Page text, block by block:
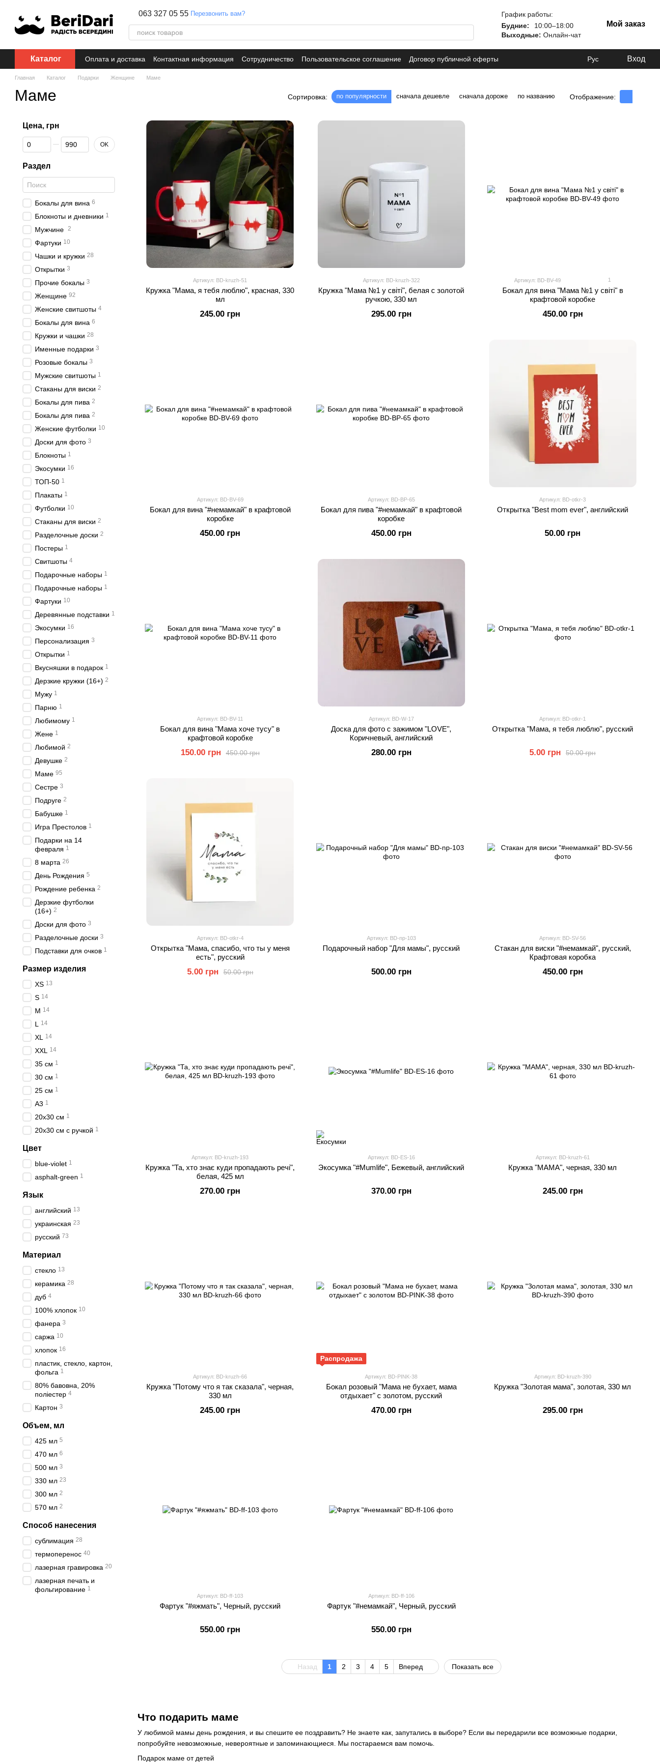
063 327 05 55 Перезвонить вам?
График работы:
Будние:
10:00–18:00
Выходные: Онлайн-чат
Мой заказ
Каталог Оплата и доставка Контактная информация Сотрудничество Пользовательское соглашение Договор публичной оферты Рус Вход
Главная Каталог Подарки Женщине Маме
Маме Сортировка: по популярности сначала дешевле сначала дороже по названию Отображение:
Что подарить маме
У любимой мамы день рождения, и вы спешите ее поздравить? Не знаете как, запутались в выборе? Если вы передарили все возможные подарки,
попробуйте невозможные, невероятные и запоминающиеся. Мы постараемся вам помочь.
Подарок маме от детей
Артикул: BD-kruzh-51
Кружка "Мама, я тебя люблю", красная, 330
мл
245.00 грн
Артикул: BD-kruzh-322
Кружка "Мама №1 у світі", белая с золотой
ручкою, 330 мл
295.00 грн
Артикул: BD-BV-49 1
Бокал для вина "Мама №1 у світі" в
крафтовой коробке
450.00 грн
Артикул: BD-BV-69
Бокал для вина "#немамкай" в крафтовой
коробке
450.00 грн
Артикул: BD-BP-65
Бокал для пива "#немамкай" в крафтовой
коробке
450.00 грн
Артикул: BD-otkr-3
Открытка "Best mom ever", английский
50.00 грн
Артикул: BD-BV-11
Бокал для вина "Мама хоче тусу" в
крафтовой коробке
450.00 грн
150.00 грн
Артикул: BD-W-17
Доска для фото с зажимом "LOVE",
Коричневый, английский
280.00 грн
Артикул: BD-otkr-1
Открытка "Мама, я тебя люблю", русский
50.00 грн
5.00 грн
Артикул: BD-otkr-4
Открытка "Мама, спасибо, что ты у меня
есть", русский
50.00 грн
5.00 грн
Артикул: BD-np-103
Подарочный набор "Для мамы", русский
500.00 грн
Артикул: BD-SV-56
Стакан для виски "#немамкай", русский,
Крафтовая коробка
450.00 грн
Артикул: BD-kruzh-193
Кружка "Та, хто знає куди пропадають речі",
белая, 425 мл
270.00 грн
Артикул: BD-ES-16
Экосумка "#Mumlife", Бежевый, английский
370.00 грн
Артикул: BD-kruzh-61
Кружка "МАМА", черная, 330 мл
245.00 грн
Артикул: BD-kruzh-66
Кружка "Потому что я так сказала", черная,
330 мл
245.00 грн
Распродажа
Артикул: BD-PINK-38
Бокал розовый "Мама не бухает, мама
отдыхает" с золотом, русский
470.00 грн
Артикул: BD-kruzh-390
Кружка "Золотая мама", золотая, 330 мл
295.00 грн
Артикул: BD-ff-103
Фартук "#яжмать", Черный, русский
550.00 грн
Артикул: BD-ff-106
Фартук "#немамкай", Черный, русский
550.00 грн
Назад 1 2 3 4 5 Вперед Показать все
Цена, грн
От Цена, грн
До Цена, грн OK
Раздел
Бокалы для вина 6
Блокноты и дневники 1
Мужчине 2
Фартуки 10
Чашки и кружки 28
Открытки 3
Прочие бокалы 3
Женщине 92
Женские свитшоты 4
Бокалы для вина 6
Кружки и чашки 28
Именные подарки 3
Розовые бокалы 3
Мужские свитшоты 1
Стаканы для виски 2
Бокалы для пива 2
Бокалы для пива 2
Женские футболки 10
Доски для фото 3
Блокноты 1
Экосумки 16
ТОП-50 1
Плакаты 1
Футболки 10
Стаканы для виски 2
Разделочные доски 2
Постеры 1
Свитшоты 4
Подарочные наборы 1
Подарочные наборы 1
Фартуки 10
Деревянные подставки 1
Экосумки 16
Персонализация 3
Открытки 1
Вкусняшки в подарок 1
Дерзкие кружки (16+) 2
Мужу 1
Парню 1
Любимому 1
Жене 1
Любимой 2
Девушке 2
Маме 95
Сестре 3
Подруге 2
Бабушке 1
Игра Престолов 1
Подарки на 14
февраля 1
8 марта 26
День Рождения 5
Рождение ребенка 2
Дерзкие футболки
(16+) 2
Доски для фото 3
Разделочные доски 3
Подставки для очков 1
Размер изделия
XS 13
S 14
M 14
L 14
XL 14
XXL 14
35 см 1
30 см 1
25 см 1
А3 1
20х30 см 1
20х30 см с ручкой 1
Цвет
blue-violet 1
asphalt-green 1
Язык
английский 13
украинская 23
русский 73
Материал
стекло 13
керамика 28
дуб 4
100% хлопок 10
фанера 3
саржа 10
хлопок 16
пластик, стекло, картон,
фольга 1
80% бавовна, 20%
поліестер 4
Картон 3
Объем, мл
425 мл 5
470 мл 6
500 мл 3
330 мл 23
300 мл 2
570 мл 2
Способ нанесения
сублимация 28
термоперенос 40
лазерная гравировка 20
лазерная печать и
фольгирование 1